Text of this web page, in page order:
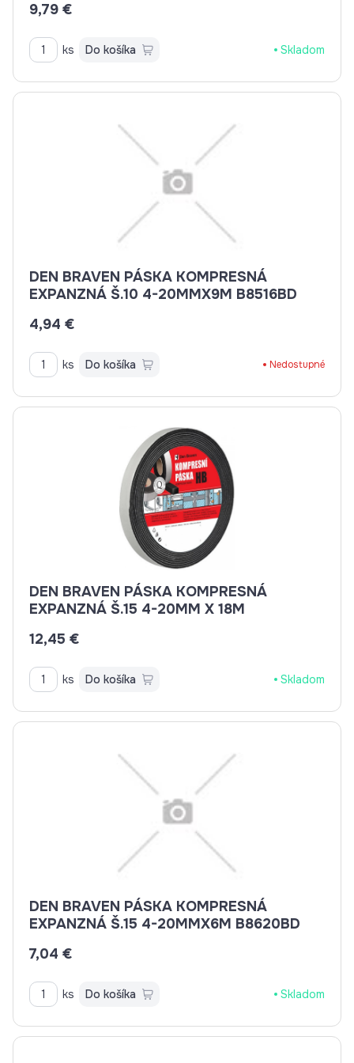
9,79 €
ks Do košíka Skladom
DEN BRAVEN PÁSKA KOMPRESNÁ
EXPANZNÁ Š.10 4-20MMX9M B8516BD
4,94 €
ks Do košíka Nedostupné
DEN BRAVEN PÁSKA KOMPRESNÁ
EXPANZNÁ Š.15 4-20MM X 18M
12,45 €
ks Do košíka Skladom
DEN BRAVEN PÁSKA KOMPRESNÁ
EXPANZNÁ Š.15 4-20MMX6M B8620BD
7,04 €
ks Do košíka Skladom